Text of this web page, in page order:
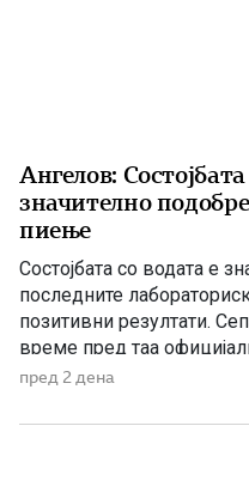
Ангелов:
значително
пиење
Состојбата со водата е
последните
позитивни резултати.
време пред таа
исправна за пиење,
дека конечната одлука
пред 2 дена